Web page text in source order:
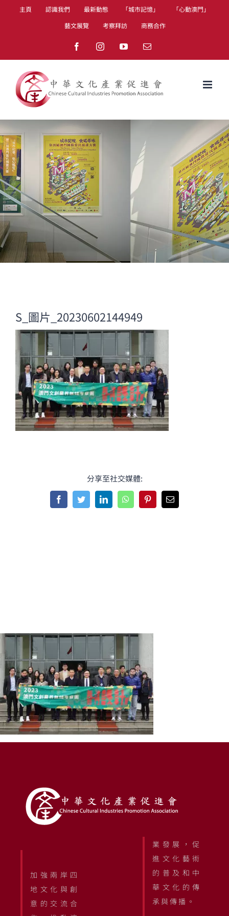
主頁 認識我們 最新動態 「城市記憶」
「心動澳門」
藝文展覽
考察拜訪 商務合作
FacebookInstagramYouTubeEmail
S_圖片_20230602144949
分享至社交媒體:
FacebookTwitterLinkedInWhatsAppPinterestEmail
加強兩岸四
地文化與創
意的交流合
業發展，促
進文化藝術
的普及和中
華文化的傳
承與傳播。